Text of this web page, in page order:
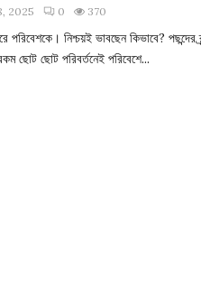
2025 0 370
পরিবেশকে। নিশ্চয়ই ভাবছেন কিভাবে? পছন্দের
ছোট ছোট পরিবর্তনেই পরিবেশে...